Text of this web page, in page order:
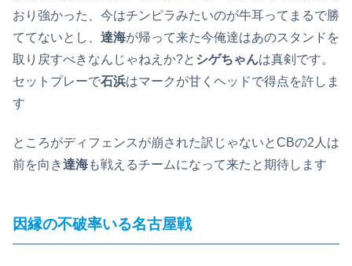
おり強かった、今はチンピラみたいのが牛耳ってまるで勝
ててないとし、 達海が帰って来た今俺達はあのスタンドを
取り戻すべきなんじゃねえか?と シゲちゃんは真剣です。
セットプレーで石浜はマークが甘くヘッドで得点を許しま
す
ところがディフェンスが崩された訳じゃないとCBの2人は
前を向き達海も戦えるチームになって来たと期待します
因縁の不破率いる名古屋戦